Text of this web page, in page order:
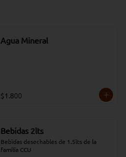
Agua Mineral
$1.800
Bebidas 2lts
Bebidas desechables de 1.5lts de la
familia CCU